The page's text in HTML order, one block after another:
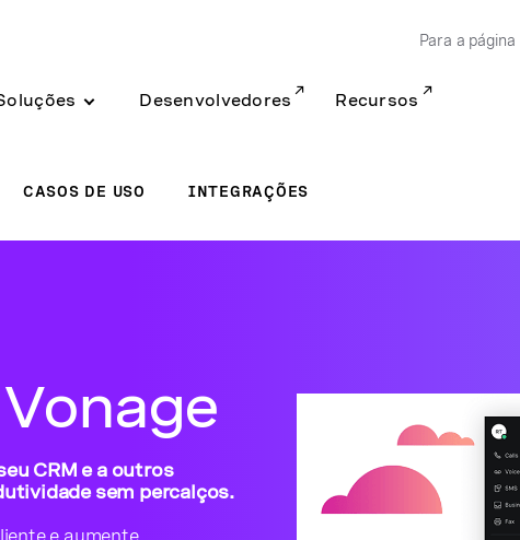
Desenvolvedores Recursos
Para a
CASOS DE USO INTEGRAÇÕES
CRM e a outros
sem percalços.
e aumente